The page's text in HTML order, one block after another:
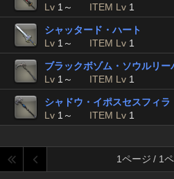
Lv 1～ ITEM Lv 1
シャッタード・ハート
Lv 1～ ITEM Lv 1
ブラックボゾム・ソウルリー
Lv 1～ ITEM Lv 1
シャドウ・イポスセスフィラ
Lv 1～ ITEM Lv 1
1ページ / 1